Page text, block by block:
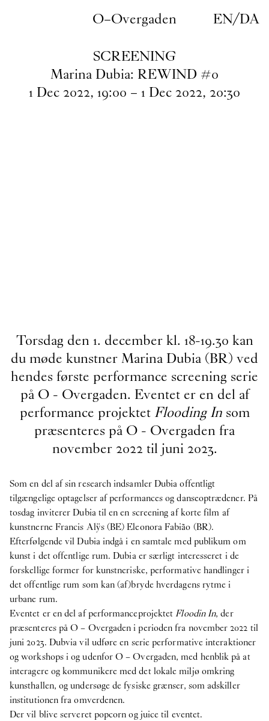
O–Overgaden EN/DA
SCREENING
Marina Dubia: REWIND #0
1 Dec2022, 19:00 – 1 Dec2022, 20:30
Torsdag den 1. december kl. 18-19.30 kan
du møde kunstner Marina Dubia (BR) ved
hendes første performance screening serie
på O - Overgaden. Eventet er en del af
performance projektet Flooding Insom
præsenteres på O - Overgaden fra
november 2022 til juni 2023.
Som en del af sin research indsamler Dubia offentligt
tilgængelige optagelser af performances og danseoptrædener. På
tosdag inviterer Dubia til en en screening af korte film af
kunstnerne Francis Alÿs (BE) Eleonora Fabião (BR).
Efterfølgende vil Dubia indgå i en samtale med publikum om
kunst i det offentlige rum. Dubia er særligt interesseret i de
forskellige former for kunstneriske, performative handlinger i
det offentlige rum som kan (af)bryde hverdagens rytme i
urbane rum.
Eventet er en del af performanceprojektetFloodin In, der
præsenteres på O – Overgaden i perioden fra november 2022 til
juni 2023. Dubvia vil udføre en serie performative interaktioner
og workshops i og udenfor O – Overgaden, med henblik på at
interagere og kommunikere med det lokale miljø omkring
kunsthallen, og undersøge de fysiske grænser, som adskiller
institutionen fra omverdenen.
Der vil blive serveret popcorn og juice til eventet.